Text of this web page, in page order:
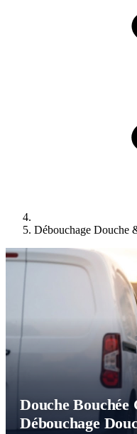
Débouchage Douche
Douche Bouchée
Débouchage